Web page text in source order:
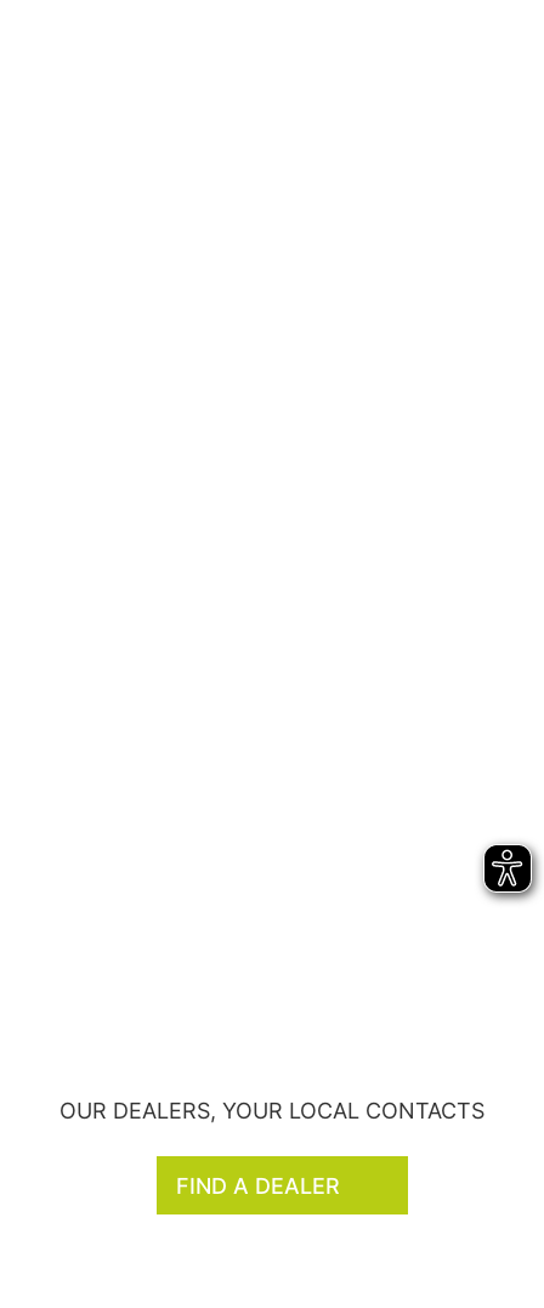
OUR DEALERS, YOUR LOCAL CONTACTS
FIND A DEALER